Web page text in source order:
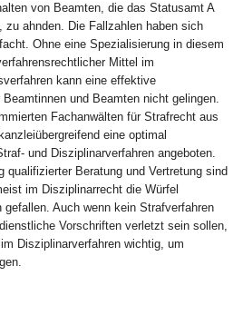
von Beamten, die das Statusamt A
zu ahnden. Die Fallzahlen haben sich
Ohne eine Spezialisierung in diesem
Mittel im
kann eine effektive
und Beamten nicht gelingen.
Fachanwälten für Strafrecht aus
eine optimal
und Disziplinarverfahren angeboten.
qualifizierter Beratung und Vertretung sind
im Disziplinarrecht die Würfel
Auch wenn kein Strafverfahren
Vorschriften verletzt sein sollen,
Disziplinarverfahren wichtig, um